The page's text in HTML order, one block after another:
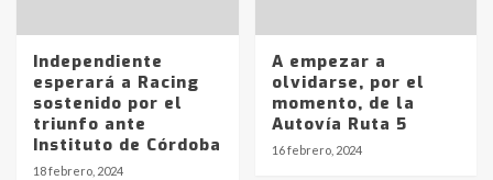
Independiente
esperará a Racing
sostenido por el
triunfo ante
Instituto de Córdoba
18 febrero, 2024
A empezar a
olvidarse, por el
momento, de la
Autovía Ruta 5
16 febrero, 2024
6
La Bolsa de Cereales de Bahía
Blanca anticipa que Agosto vendrá
con lluvias y heladas, en gran parte
de la provincia